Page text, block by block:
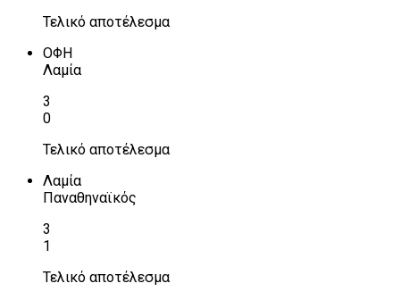
Τελικό αποτέλεσμα
ΟΦΗ
Λαμία
3
0
Τελικό αποτέλεσμα
Λαμία
Παναθηναϊκός
3
1
Τελικό αποτέλεσμα